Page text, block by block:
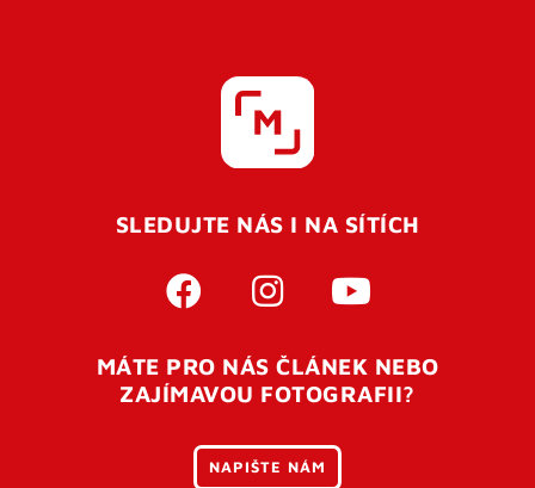
SLEDUJTE NÁS I NA SÍTÍCH
MÁTE PRO NÁS ČLÁNEK NEBO
ZAJÍMAVOU FOTOGRAFII?
NAPIŠTE NÁM